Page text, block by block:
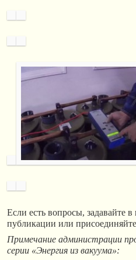
Если есть вопросы, задавайте
публикации или
Примечание администрации
серии «Энергия из вакуума»: